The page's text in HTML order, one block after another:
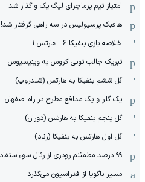
امتیاز تیم پرماجرای لیگ یک واگذار شد
هافبک پرسپولیس در سه راهی گرفتار شد!
خلاصه بازی بنفیکا 6 - هارتس 1
تبریک جالب تونی کروس به وینیسیوس
گل ششم بنفیکا به هارتس (شلدروپ)
یک گلر و یک مدافع مطرح در راه اصفهان
گل پنجم بنفیکا به هارتس (دوران)
گل اول هارتس به بنفیکا (رناد)
۹۹ درصد مطمئنم رودری از رئال سوءاستفاده کرد
مسیر ناگویا از فدراسیون می‌گذرد